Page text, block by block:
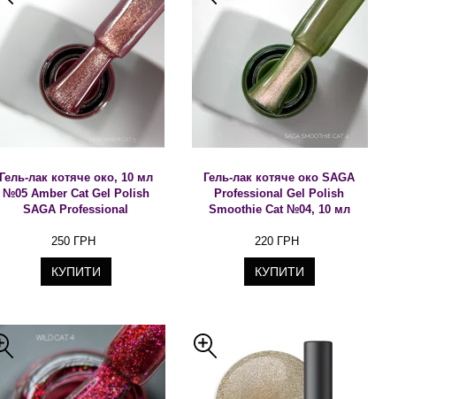
Гель-лак котяче око, 10 мл
№05 Amber Cat Gel Polish
SAGA Professional
250 ГРН
КУПИТИ
Гель-лак котяче око SAGA
Professional Gel Polish
Smoothie Cat №04, 10 мл
220 ГРН
КУПИТИ